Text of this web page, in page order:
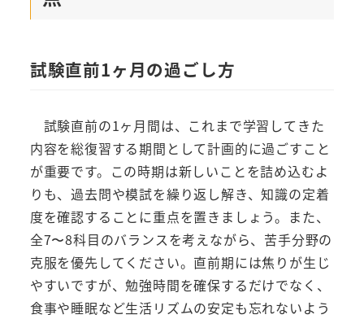
試験直前1ヶ月の過ごし方
試験直前の1ヶ月間は、これまで学習してきた
内容を総復習する期間として計画的に過ごすこと
が重要です。この時期は新しいことを詰め込むよ
りも、過去問や模試を繰り返し解き、知識の定着
度を確認することに重点を置きましょう。また、
全7〜8科目のバランスを考えながら、苦手分野の
克服を優先してください。直前期には焦りが生じ
やすいですが、勉強時間を確保するだけでなく、
食事や睡眠など生活リズムの安定も忘れないよう